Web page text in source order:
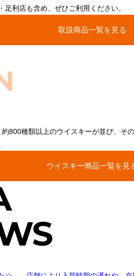
利店も含め、ぜひご利用ください。
取扱商品一覧を見る
800種類以上のウイスキーが並び、
ウイスキー商品一覧を見